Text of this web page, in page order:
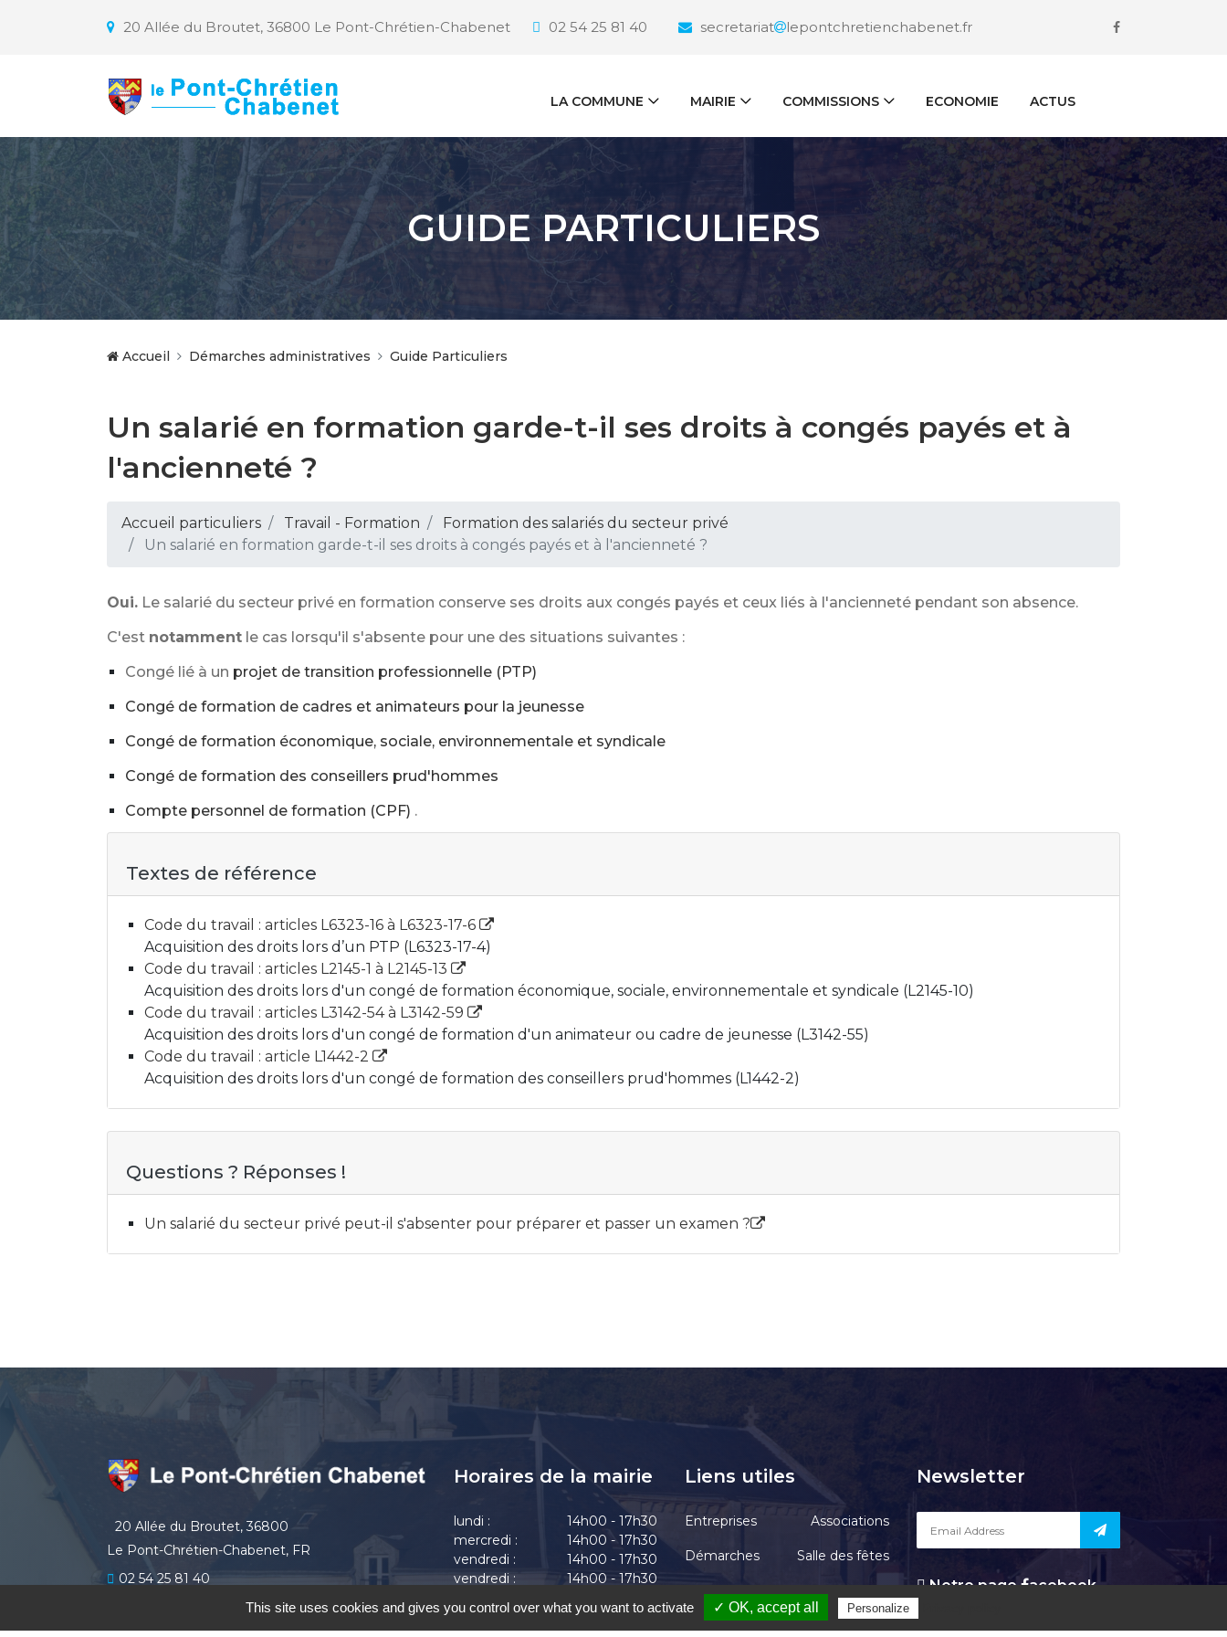
20 Allée du Broutet, 36800 Le Pont-Chrétien-Chabenet 02 54 25 81 40 secretariat lepontchretienchabenet.fr
LA COMMUNE MAIRIE COMMISSIONS ECONOMIE ACTUS
GUIDE PARTICULIERS
Accueil Démarches administratives Guide Particuliers
Un salarié en formation garde-t-il ses droits à congés payés et à
l'ancienneté ?
Accueil particuliers Travail - Formation
Formation des salariés du secteur privé
Un salarié en formation garde-t-il ses droits à congés payés et à l'ancienneté ?
Oui. Le salarié du secteur privé en formation conserve ses droits aux congés payés et ceux liés à l'ancienneté pendant son absence.
C'est notamment le cas lorsqu'il s'absente pour une des situations suivantes :
Congé lié à un projet de transition professionnelle (PTP)
Congé de formation de cadres et animateurs pour la jeunesse
Congé de formation économique, sociale, environnementale et syndicale
Congé de formation des conseillers prud'hommes
Compte personnel de formation (CPF) .
Textes de référence
Code du travail : articles L6323-16 à L6323-17-6
Acquisition des droits lors d’un PTP (L6323-17-4)
Code du travail : articles L2145-1 à L2145-13
Acquisition des droits lors d'un congé de formation économique, sociale, environnementale et syndicale (L2145-10)
Code du travail : articles L3142-54 à L3142-59
Acquisition des droits lors d'un congé de formation d'un animateur ou cadre de jeunesse (L3142-55)
Code du travail : article L1442-2
Acquisition des droits lors d'un congé de formation des conseillers prud'hommes (L1442-2)
Questions ? Réponses !
Un salarié du secteur privé peut-il s'absenter pour préparer et passer un examen ?
20 Allée du Broutet, 36800
Le Pont-Chrétien-Chabenet, FR
02 54 25 81 40
lepontchretienchabenet.fr
Horaires de la mairie
lundi :
14h00 - 17h30
mercredi :
14h00 - 17h30
vendredi :
14h00 - 17h30
vendredi :
14h00 - 17h30
Liens utiles
Entreprises Associations
Démarches Salle des fêtes
Actualités Contact
Newsletter
Notre page acebook
This site uses cookies and gives you control over what you want to activate ✓ OK, accept all Personalize